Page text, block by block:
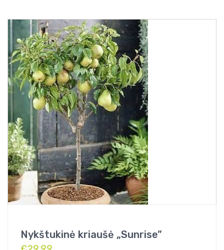
Nykštukinė kriaušė „Sunrise”